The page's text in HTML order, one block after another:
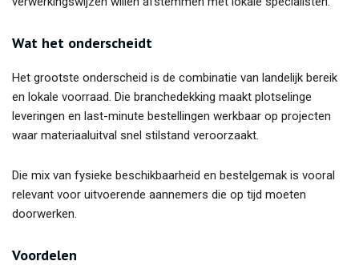
Wat het onderscheidt
Het grootste onderscheid is de combinatie van landelijk bereik
en lokale voorraad. Die branchedekking maakt plotselinge
leveringen en last-minute bestellingen werkbaar op projecten
waar materiaaluitval snel stilstand veroorzaakt.
Die mix van fysieke beschikbaarheid en bestelgemak is vooral
relevant voor uitvoerende aannemers die op tijd moeten
doorwerken.
Voordelen